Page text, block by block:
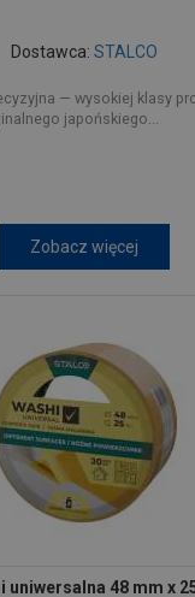
Dostawca: STALCO
— wysokiej klasy
japońskiego...
Zobacz więcej
48 mm x